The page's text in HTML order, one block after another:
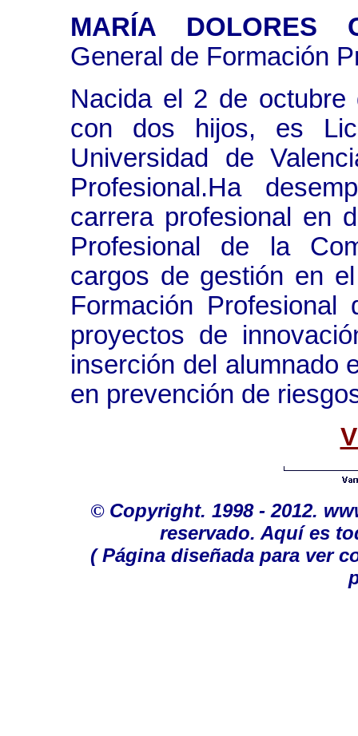
MARÍA DOLORES
General de Formación
Nacida el 2 de octubre
con dos hijos, es
Universidad de
Profesional.Ha
carrera profesional en
Profesional de la
cargos de gestión en
Formación
proyectos de
inserción del alumnado
en prevención de
© Copyright. 1998 - 2012.
reservado. Aquí es
( Página diseñada para ver